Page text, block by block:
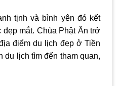
tịnh và bình yên đó kết
mắt. Chùa Phật Ân trở
điểm du lịch đẹp ở Tiền
du lịch tìm đến tham quan,